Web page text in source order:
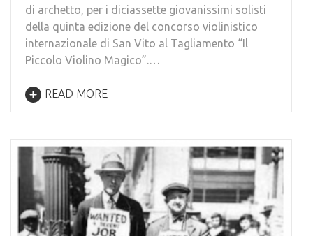
di archetto, per i diciassette giovanissimi solisti
della quinta edizione del concorso violinistico
internazionale di San Vito al Tagliamento “Il
Piccolo Violino Magico”.…
READ MORE